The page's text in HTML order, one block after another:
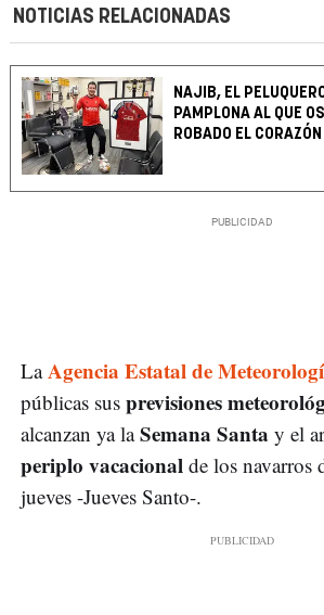
NOTICIAS RELACIONADAS
NAJIB, EL
PAMPLONA AL QUE
ROBADO EL CORAZÓN
LaAgencia Estatal de
públicas sus previsiones
alcanzan ya laSemana Santa y el
periplo vacacional de los navarros
jueves -Jueves Santo-.